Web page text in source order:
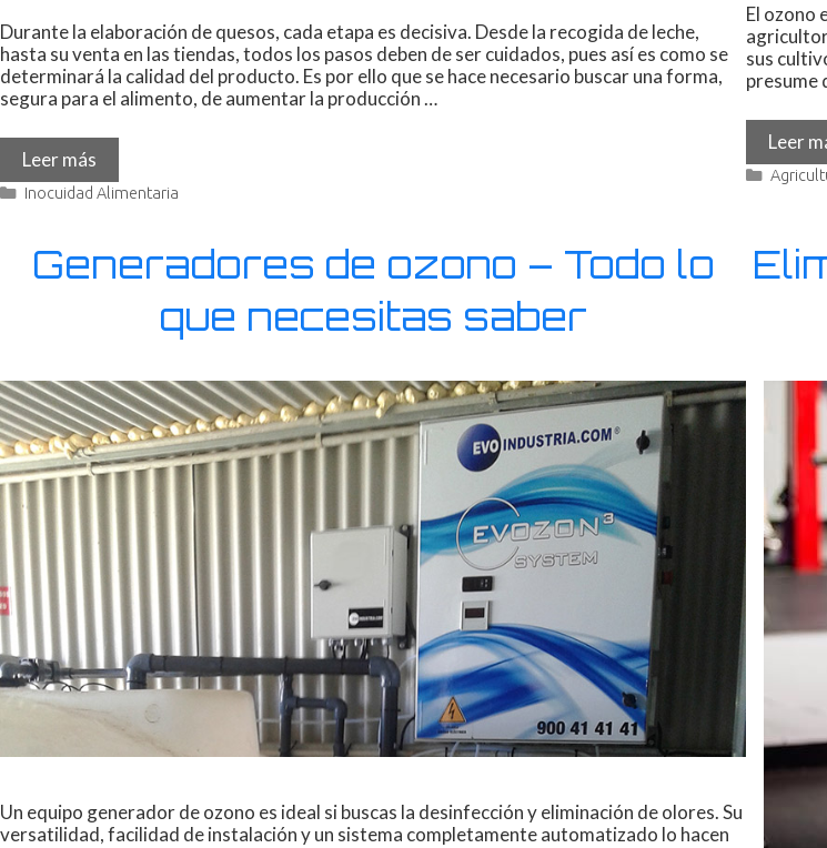
Durante la elaboración de quesos, cada etapa es decisiva. Desde la recogida de leche,
hasta su venta en las tiendas, todos los pasos deben de ser cuidados, pues así es como se
determinará la calidad del producto. Es por ello que se hace necesario buscar una forma,
segura para el alimento, de aumentar la producción …
Leer más
Inocuidad Alimentaria
El ozono
sus
presume
Leer
Generadores de ozono – Todo lo
que necesitas saber
Un equipo generador de ozono es ideal si buscas la desinfección y eliminación de olores. Su
versatilidad, facilidad de instalación y un sistema completamente automatizado lo hacen